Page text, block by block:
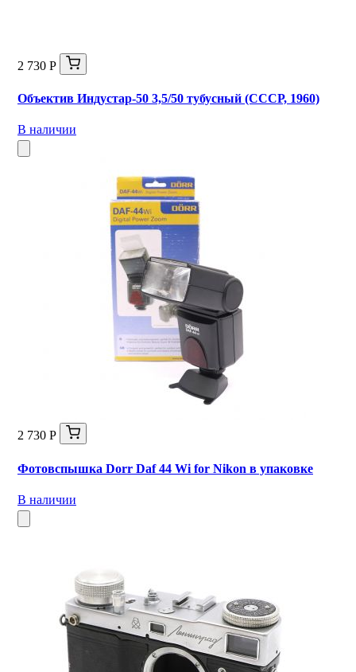
2 730 Р
Объектив Индустар-50 3,5/50 тубусный (СССР, 1960)
В наличии
2 730 Р
Фотовспышка Dorr Daf 44 Wi for Nikon в упаковке
В наличии